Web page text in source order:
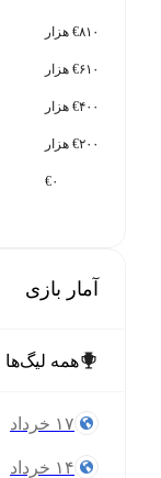
€۸۱۰ هزار
€۶۱۰ هزار
€۴۰۰ هزار
€۲۰۰ هزار
€۰
آمار بازی
۱۷ خرداد
۱۴ خرداد